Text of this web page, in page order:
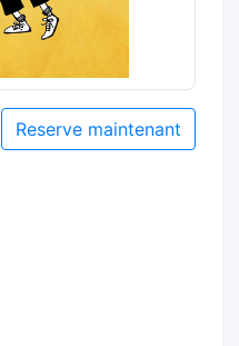
Reserve maintenant